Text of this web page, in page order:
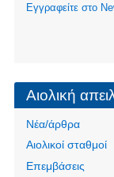
Eγγραφείτε στο
Αιολική
Νέα/άρθρα
Αιολικοί σταθμοί
Επεμβάσεις